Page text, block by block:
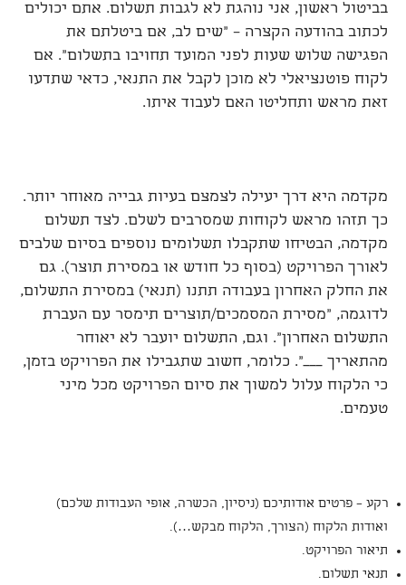
בביטול ראשון, אני נוהגת לא לגבות תשלום. אתם יכולים
לכתוב בהודעה הקצרה – "שים לב, אם ביטלתם את
הפגישה שלוש שעות לפני המועד תחויבו בתשלום". אם
לקוח פוטנציאלי לא מוכן לקבל את התנאי, כדאי שתדעו
זאת מראש ותחליטו האם לעבוד איתו.
מקדמה היא דרך יעילה לצמצם בעיות גבייה מאוחר יותר.
כך תזהו מראש לקוחות שמסרבים לשלם. לצד תשלום
מקדמה, הבטיחו שתקבלו תשלומים נוספים בסיום שלבים
לאורך הפרויקט (בסוף כל חודש או במסירת תוצר). גם
את החלק האחרון בעבודה תתנו (תנאי) במסירת התשלום,
לדוגמה, "מסירת המסמכים/תוצרים תימסר עם העברת
התשלום האחרון". וגם, התשלום יועבר לא יאוחר
מהתאריך ___". כלומר, חשוב שתגבילו את הפרויקט בזמן,
כי הלקוח עלול למשוך את סיום הפרויקט מכל מיני
טעמים.
רקע – פרטים אודותיכם (ניסיון, הכשרה, אופי העבודות שלכם)
ואודות הלקוח (הצורך, הלקוח מבקש…).
תיאור הפרויקט.
תנאי תשלום.